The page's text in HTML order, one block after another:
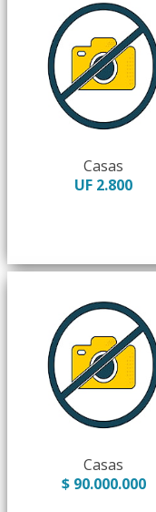
Casas
UF 2.800
Casas
$ 90.000.000